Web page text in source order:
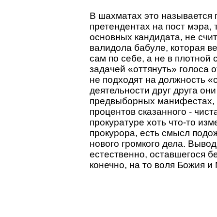
В шахматах это называется
претендентах на пост
основных кандидата, не
валидола бабуле, которая
сам по себе, а не в плотной
задачей «оттянуть» голоса
не подходят на должность
деятельности друг друга
предвыборных манифестах,
процентов сказанного -
прокуратуре хоть что-то
прокурора, есть смысл
нового громкого дела.
естественно, оставшегося
конечно, на то воля Божия